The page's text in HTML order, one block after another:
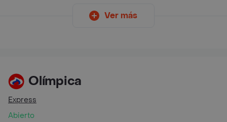
Ver más
Olímpica
Express
Abierto